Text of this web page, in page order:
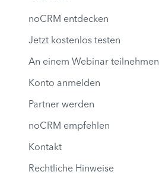
noCRM entdecken
Jetzt kostenlos testen
An einem Webinar teilnehmen
Konto anmelden
Partner werden
noCRM empfehlen
Kontakt
Rechtliche Hinweise